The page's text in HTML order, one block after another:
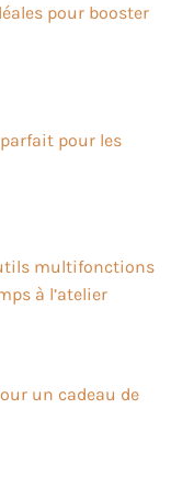
pour booster
pour les
multifonctions
à l’atelier
un cadeau de